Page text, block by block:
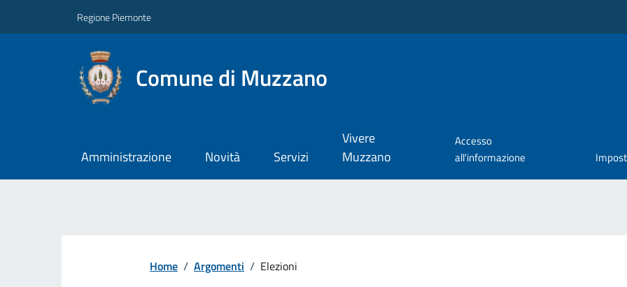
Regione Piemonte
Comune di Muzzano
Amministrazione Novità Servizi
Vivere
Muzzano
Accesso
all'informazione
Home / Argomenti / Elezioni